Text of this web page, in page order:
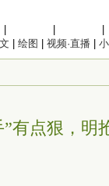
绘图 视频·直播
有点狠，明